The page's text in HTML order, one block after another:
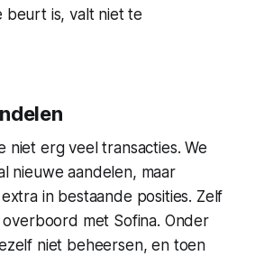
beurt is, valt niet te
niet erg veel transacties. We
nieuwe aandelen, maar
in bestaande posities. Zelf
met Sofina. Onder
niet beheersen, en toen